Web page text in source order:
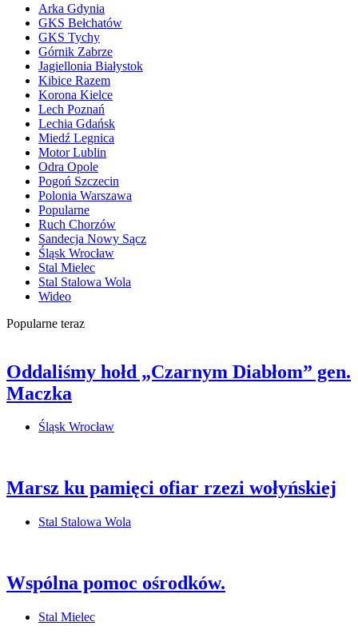
Arka Gdynia
GKS Bełchatów
GKS Tychy
Górnik Zabrze
Jagiellonia Białystok
Kibice Razem
Korona Kielce
Lech Poznań
Lechia Gdańsk
Miedź Legnica
Motor Lublin
Odra Opole
Pogoń Szczecin
Polonia Warszawa
Popularne
Ruch Chorzów
Sandecja Nowy Sącz
Śląsk Wrocław
Stal Mielec
Stal Stalowa Wola
Wideo
Popularne teraz
Oddaliśmy hołd „Czarnym Diabłom” gen.
Maczka
Śląsk Wrocław
Marsz ku pamięci ofiar rzezi wołyńskiej
Stal Stalowa Wola
Wspólna pomoc ośrodków.
Stal Mielec